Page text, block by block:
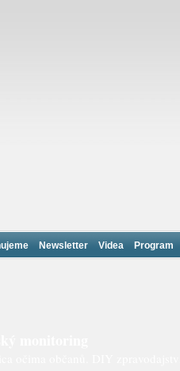
Newsletter Videa Program